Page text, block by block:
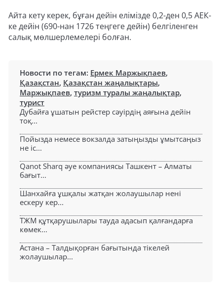
Айта кету керек, бұған дейін елімізде 0,2-ден 0,5 АЕК-
ке дейін (690-нан 1726 теңгеге дейін) белгіленген
салық мөлшерлемелері болған.
Новости по тегам: Ермек Маржықпаев,
Қазақстан, Қазақстан жаңалықтары,
Маржықпаев, туризм туралы жаңалықтар,
турист
Дубайға ұшатын рейстер сәуірдің аяғына дейін
тоқ...
Пойызда немесе вокзалда затыңызды ұмытсаңыз
не іс...
Qanot Sharq әуе компаниясы Ташкент – Алматы
бағыт...
Шанхайға ұшқалы жатқан жолаушылар нені
ескеру кер...
ТЖМ құтқарушылары тауда адасып қалғандарға
көмек...
Астана – Талдықорған бағытында тікелей
жолаушылар...